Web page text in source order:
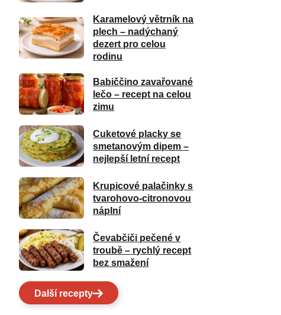
Karamelový větrník na
plech – nadýchaný
dezert pro celou
rodinu
Babiččino zavařované
lečo – recept na celou
zimu
Cuketové placky se
smetanovým dipem –
nejlepší letní recept
Krupicové palačinky s
tvarohovo-citronovou
náplní
Čevabčiči pečené v
troubě – rychlý recept
bez smažení
Další recepty